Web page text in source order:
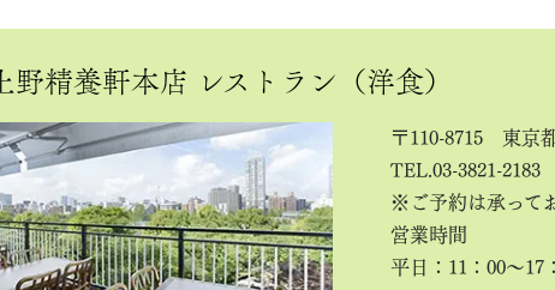
上野精養軒本店 レストラン（洋食）
〒110-8715 東京
TEL.03-3821-2183
※ご予約は承って
営業時間
平日：11：00～17